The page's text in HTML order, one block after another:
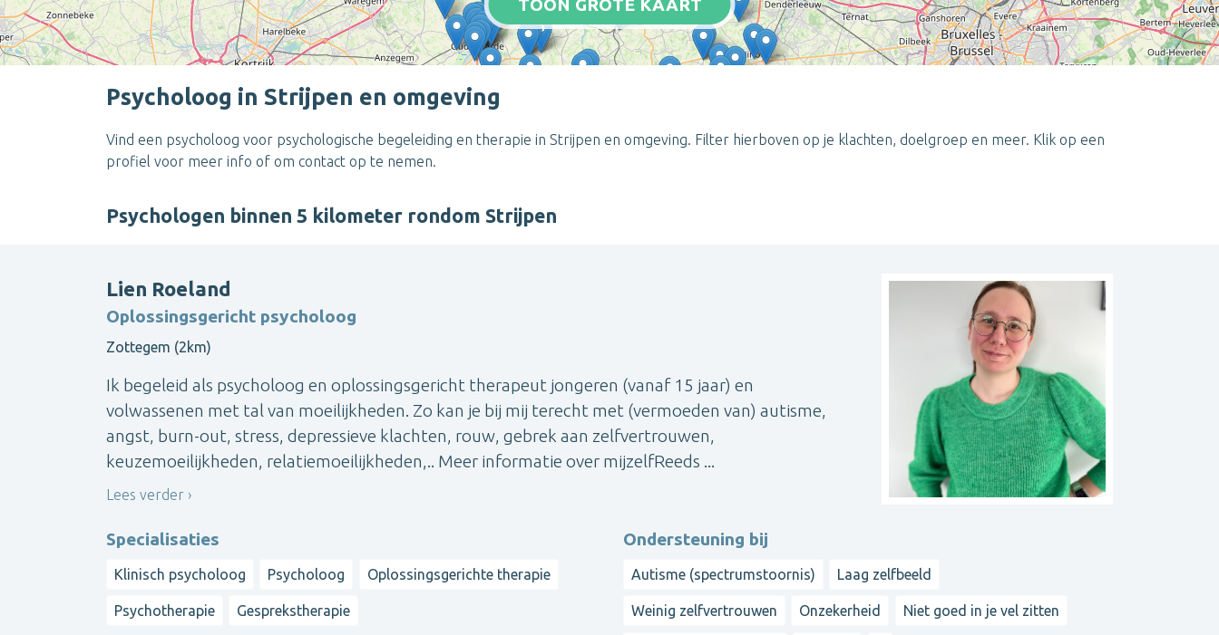
TOON GROTE KAART
Psycholoog in Strijpen en omgeving
Vind een psycholoog voor psychologische begeleiding en therapie in Strijpen en omgeving. Filter hierboven op je klachten, doelgroep en meer. Klik op een
profiel voor meer info of om contact op te nemen.
Psychologen binnen 5 kilometer rondom Strijpen
Lien Roeland
Oplossingsgericht psycholoog
Zottegem (2km)
Ik begeleid als psycholoog en oplossingsgericht therapeut jongeren (vanaf 15 jaar) en
volwassenen met tal van moeilijkheden. Zo kan je bij mij terecht met (vermoeden van) autisme,
angst, burn-out, stress, depressieve klachten, rouw, gebrek aan zelfvertrouwen,
keuzemoeilijkheden, relatiemoeilijkheden,.. Meer informatie over mijzelfReeds ...
Lees verder
Specialisaties
Klinisch psycholoog Psycholoog Oplossingsgerichte therapie
Psychotherapie Gesprekstherapie
Ondersteuning bij
Autisme (spectrumstoornis) Laag zelfbeeld
Weinig zelfvertrouwen Onzekerheid Niet goed in je vel zitten